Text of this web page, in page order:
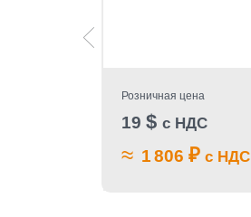
Розничная цена
19 $ с НДС
≈ 1 806 ₽ с НДС